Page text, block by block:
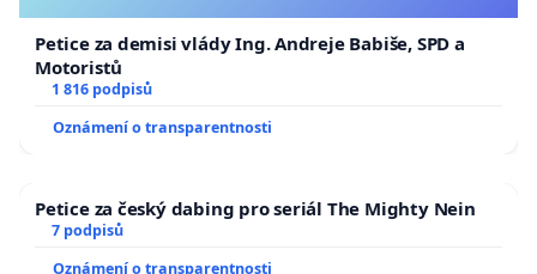
Petice za demisi vlády Ing. Andreje Babiše, SPD a
Motoristů
1 816 podpisů
Oznámení o transparentnosti
Petice za český dabing pro seriál The Mighty Nein
7 podpisů
Oznámení o transparentnosti